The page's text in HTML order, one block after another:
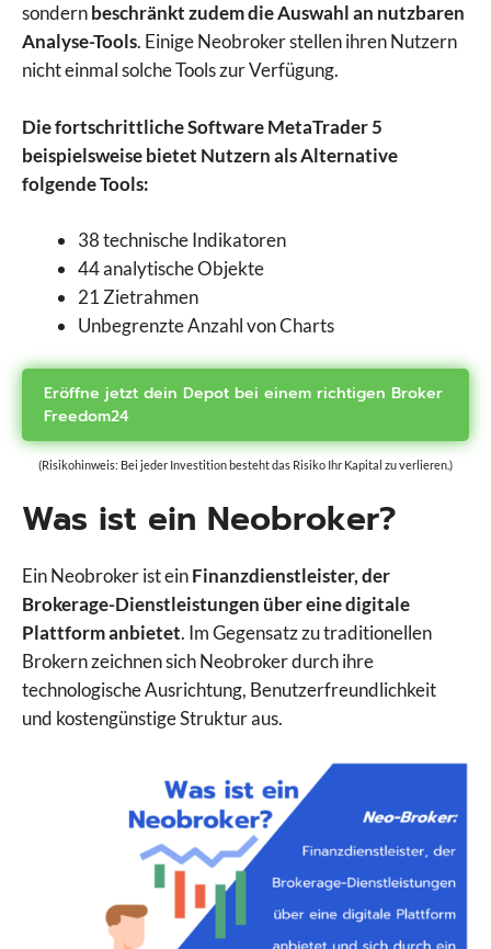
sondernbeschränkt zudem die Auswahl an nutzbaren
Analyse-Tools. Einige Neobroker stellen ihren Nutzern
nicht einmal solche Tools zur Verfügung.
Die fortschrittliche Software MetaTrader 5
beispielsweise bietet Nutzern als Alternative
folgende Tools:
38 technische Indikatoren
44 analytische Objekte
21 Zietrahmen
Unbegrenzte Anzahl von Charts
Eröffne jetzt dein Depot bei einem richtigen Broker
Freedom24
(Risikohinweis: Bei jeder Investition besteht das Risiko Ihr Kapital zu verlieren.)
Was ist ein Neobroker?
Ein Neobroker ist einFinanzdienstleister, der
Brokerage-Dienstleistungen über eine digitale
Plattform anbietet. Im Gegensatz zu traditionellen
Brokern zeichnen sich Neobroker durch ihre
technologische Ausrichtung, Benutzerfreundlichkeit
und kostengünstige Struktur aus.